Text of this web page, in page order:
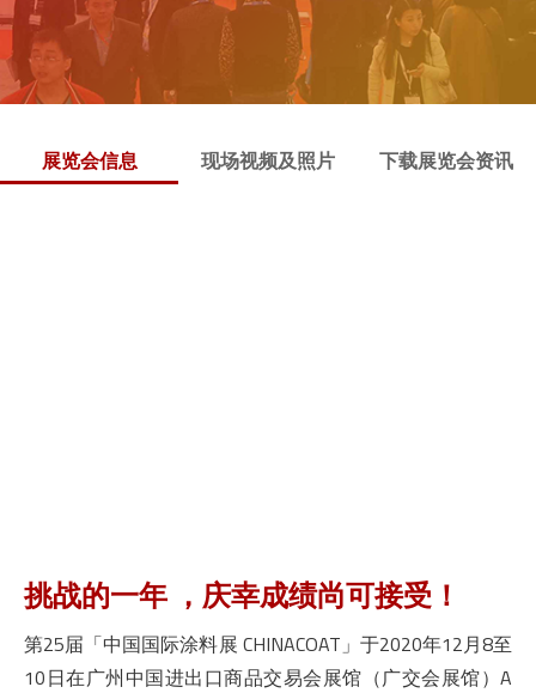
展览会信息 现场视频及照片 下载展览会资讯
挑战的一年 ，庆幸成绩尚可接受！
第25届「中国国际涂料展 CHINACOAT」于2020年12月8至
10日在广州中国进出口商品交易会展馆（广交会展馆）A